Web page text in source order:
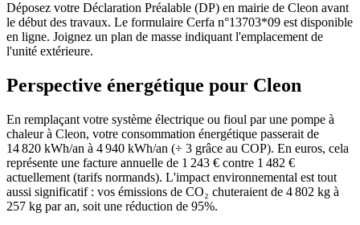
Déposez votre Déclaration Préalable (DP) en mairie de Cleon avant
le début des travaux. Le formulaire Cerfa n°13703*09 est disponible
en ligne. Joignez un plan de masse indiquant l'emplacement de
l'unité extérieure.
Perspective énergétique pour Cleon
En remplaçant votre système électrique ou fioul par une pompe à
chaleur à Cleon, votre consommation énergétique passerait de
14 820 kWh/an à 4 940 kWh/an (÷ 3 grâce au COP). En euros, cela
représente une facture annuelle de 1 243 € contre 1 482 €
actuellement (tarifs normands). L'impact environnemental est tout
aussi significatif : vos émissions de CO₂ chuteraient de 4 802 kg à
257 kg par an, soit une réduction de 95%.